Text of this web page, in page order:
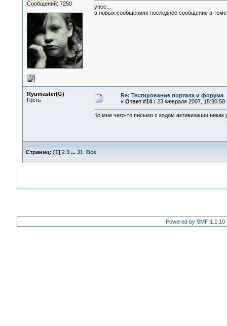
Сообщений: 7250
упсс...
в новых сообщениях последнее сообщение в
Ryumaster(G)
Гость
Re: Тестирование портала и форума
« Ответ #14 : 23 Февраля 2007, 15:30:58
Ко мне чего-то письмо с кодом активизации
Страниц: [1] 2 3 ... 31 Все
Powered by SMF 1.1.10